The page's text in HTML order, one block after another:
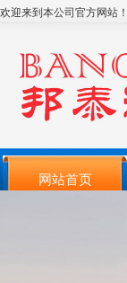
欢迎来到本公司官方网站！
网站首页